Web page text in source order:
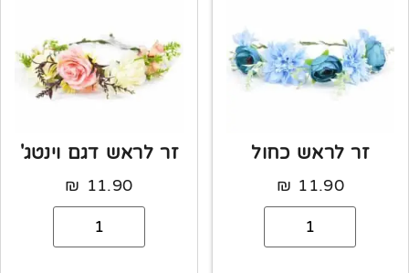
זר לראש כחול
11.90
₪
זר לראש דגם וינטג'
11.90
₪